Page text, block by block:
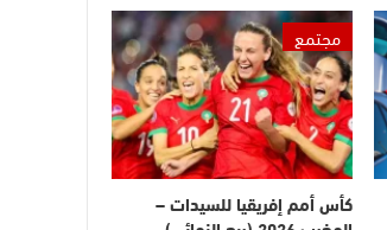
مجتمع
كأس أمم إفريقيا للسيدات –